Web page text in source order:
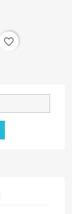
favorite_border